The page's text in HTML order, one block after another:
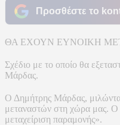
Προσθέστε το
ΘΑ ΕΧΟΥΝ
Σχέδιο με το οποίο θα
Μάρδας.
Ο Δημήτρης Μάρδας,
μεταναστών στη χώρα μας. Ο
μεταχείριση παραμονής».